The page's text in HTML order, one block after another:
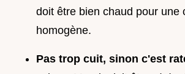
doit être bien chaud pour une
homogène.
Pas trop cuit, sinon c'est